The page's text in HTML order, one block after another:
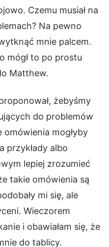
Czemu musiał na
Na pewno
mnie palcem.
mógł to po prostu
Matthew.
żebyśmy
do problemów
mogłyby
przykłady albo
lepiej zrozumieć
takie omówienia są
mi się, ale
Wieczorem
i obawiałam się, że
do tablicy.